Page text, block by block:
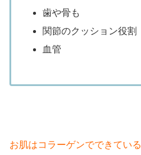
歯や骨も
関節のクッション役割
血管
お肌はコラーゲンでできている